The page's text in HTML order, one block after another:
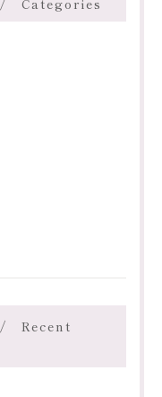
Categories
Recent